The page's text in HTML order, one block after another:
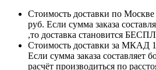
Стоимость доставки по
руб. Если сумма заказа
,то доставка становится
Стоимость доставки за МКАД
Если сумма заказа составляет
расчёт производиться по